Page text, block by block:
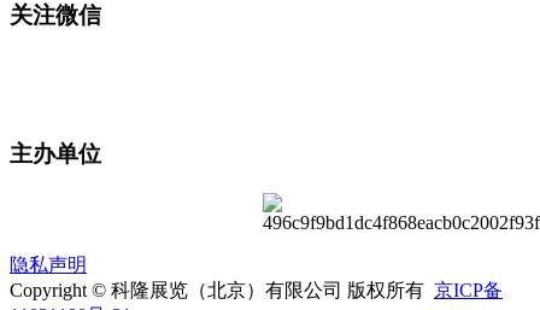
关注微信
主办单位
隐私声明
Copyright © 科隆展览（北京）有限公司 版权所有 京ICP备